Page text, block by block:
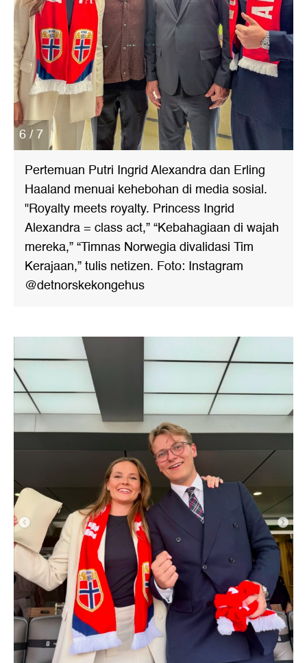
6 / 7
Pertemuan Putri Ingrid Alexandra dan Erling
Haaland menuai kehebohan di media sosial.
"Royalty meets royalty. Princess Ingrid
Alexandra = class act,” “Kebahagiaan di wajah
mereka,” “Timnas Norwegia divalidasi Tim
Kerajaan,” tulis netizen. Foto: Instagram
@detnorskekongehus